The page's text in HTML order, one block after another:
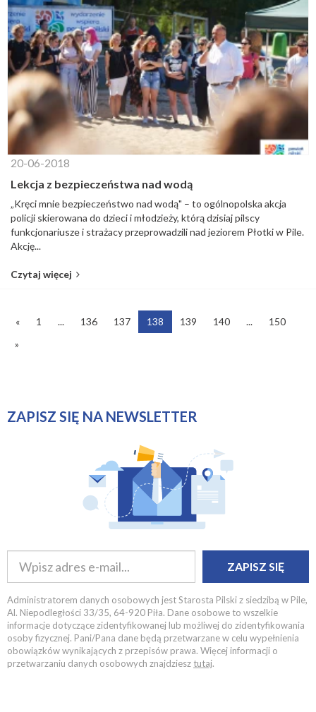
20-06-2018
Lekcja z bezpieczeństwa nad wodą
„Kręci mnie bezpieczeństwo nad wodą" – to ogólnopolska akcja
policji skierowana do dzieci i młodzieży, którą dzisiaj pilscy
funkcjonariusze i strażacy przeprowadzili nad jeziorem Płotki w Pile.
Akcję...
Czytaj więcej
« 1 ... 136 137 138 139 140 ...
150
»
ZAPISZ SIĘ NA NEWSLETTER
ZAPISZ SIĘ
Administratorem danych osobowych jest Starosta Pilski z siedzibą w Pile,
Al. Niepodległości 33/35, 64-920 Piła. Dane osobowe to wszelkie
informacje dotyczące zidentyfikowanej lub możliwej do zidentyfikowania
osoby fizycznej. Pani/Pana dane będą przetwarzane w celu wypełnienia
obowiązków wynikających z przepisów prawa. Więcej informacji o
przetwarzaniu danych osobowych znajdziesz tutaj.